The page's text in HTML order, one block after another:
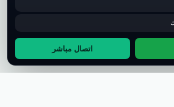
اتصال مباشر